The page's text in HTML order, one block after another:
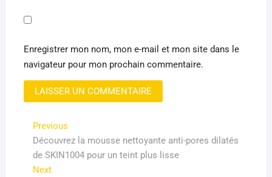
Enregistrer mon nom, mon e-mail et mon site dans le
navigateur pour mon prochain commentaire.
Navigation
de
l’article
PreviousPrevious
post:
Découvrez la mousse nettoyante anti-pores dilatés
de SKIN1004 pour un teint plus lisse
NextNext